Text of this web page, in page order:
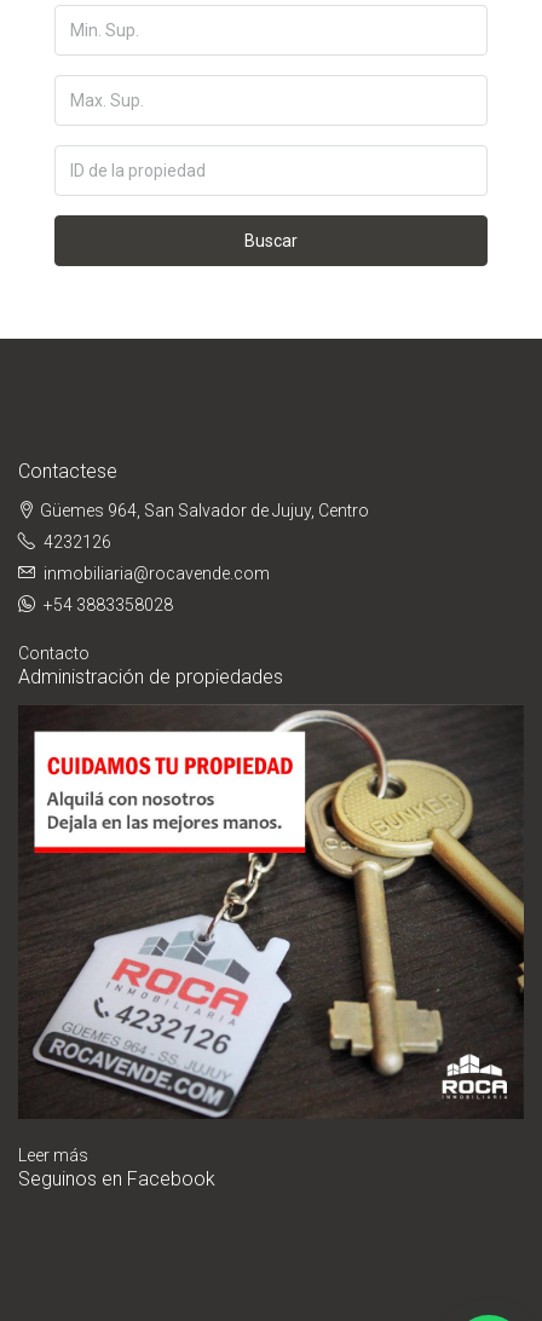
Buscar
Contactese
Güemes 964, San Salvador de Jujuy, Centro
4232126
inmobiliaria@rocavende.com
+54 3883358028
Contacto
Administración de propiedades
Leer más
Seguinos en Facebook